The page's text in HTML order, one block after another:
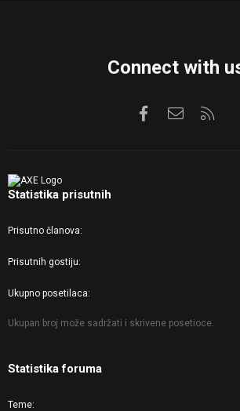
Connect with
Facebook
Statistika prisutnih
Prisutno članova
Prisutnih gostiju
Ukupno posetilaca
Ukupan broj može sadržati i skrivene posetioce.
Statistika foruma
Teme